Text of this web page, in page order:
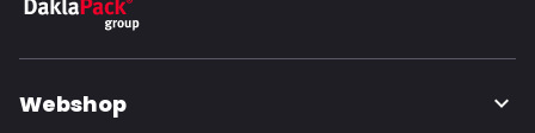
Webshop